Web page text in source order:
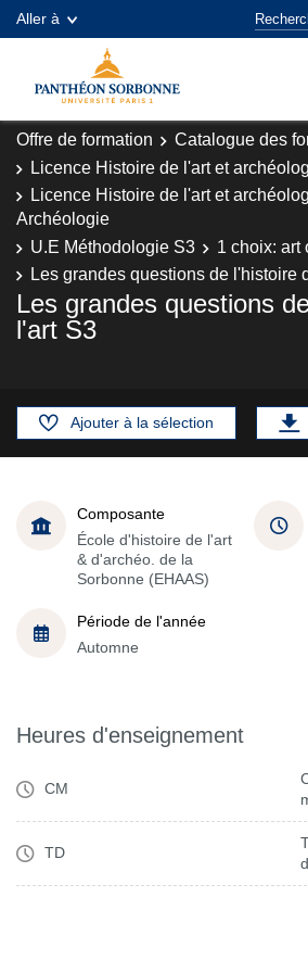
Aller à
Offre de formation Catalogue des
Licence Histoire de l'art et
Licence Histoire de l'art et
Archéologie
U.E Méthodologie S3
1 choix: art
Les grandes questions de l'histoire
Les grandes questions
l'art S3
Ajouter à la sélection
Composante
École d'histoire de l'art
& d'archéo. de la
Sorbonne (EHAAS)
Période de l'année
Automne
Heures d'enseignement
CM
TD